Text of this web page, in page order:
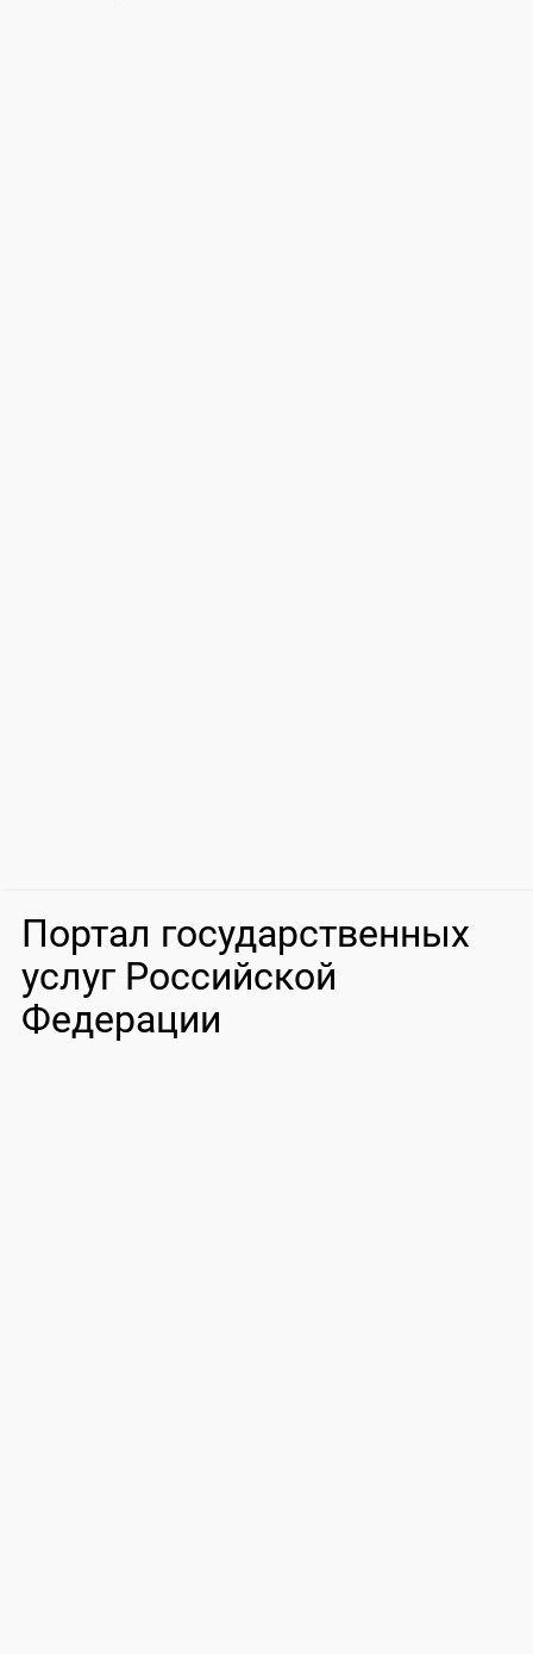
Портал государственных
услуг Российской
Федерации